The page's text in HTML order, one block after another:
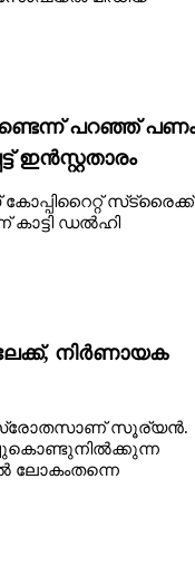
പറഞ്ഞ്
ഇൻസ്റ്റതാരം
സ്‌ട്രൈക്ക്
കാട്ടി ഡൽഹി
നിർണായക
സ്രോതസാണ് സൂര്യൻ.